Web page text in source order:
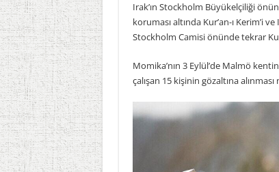
Irak’ın Stockholm Büyükelçiliği
koruması altında Kur’an-ı Kerim’i
Stockholm Camisi önünde tekrar
Momika’nın 3 Eylül’de Malmö
çalışan 15 kişinin gözaltına